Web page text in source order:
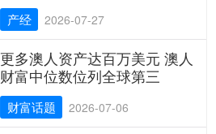
产经 2026-07-27
更多澳人资产达百万美元 澳人
财富中位数位列全球第三
财富话题 2026-07-06